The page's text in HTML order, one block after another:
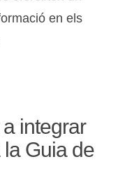
en els
integrar
la Guia de